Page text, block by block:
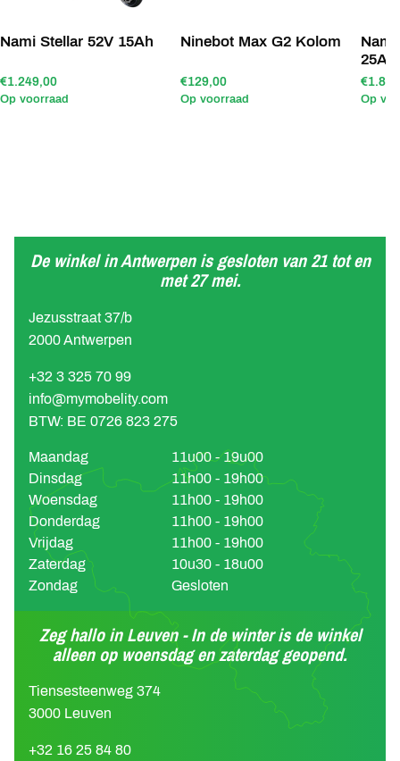
Nami Stellar 52V 15Ah
€1.249,00
Op voorraad
Ninebot Max G2 Kolom
€129,00
Op voorraad
25Ah
Op
De winkel in Antwerpen is gesloten van 21 tot en
met 27 mei.
Jezusstraat 37/b
2000 Antwerpen
+32 3 325 70 99
info@mymobelity.com
BTW: BE 0726 823 275
Maandag
11u00 - 19u00
Dinsdag
11h00 - 19h00
Woensdag
11h00 - 19h00
Donderdag
11h00 - 19h00
Vrijdag
11h00 - 19h00
Zaterdag
10u30 - 18u00
Zondag
Gesloten
Zeg hallo in Leuven - In de winter is de winkel
alleen op woensdag en zaterdag geopend.
Tiensesteenweg 374
3000 Leuven
+32 16 25 84 80